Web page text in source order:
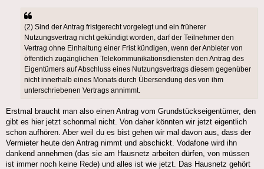
(2) Sind der Antrag fristgerecht vorgelegt und ein früherer
Nutzungsvertrag nicht gekündigt worden, darf der Teilnehmer den
Vertrag ohne Einhaltung einer Frist kündigen, wenn der Anbieter von
öffentlich zugänglichen Telekommunikationsdiensten den Antrag des
Eigentümers auf Abschluss eines Nutzungsvertrags diesem gegenüber
nicht innerhalb eines Monats durch Übersendung des von ihm
unterschriebenen Vertrags annimmt.
Erstmal braucht man also einen Antrag vom Grundstückseigentümer, den
gibt es hier jetzt schonmal nicht. Von daher könnten wir jetzt eigentlich
schon aufhören. Aber weil du es bist gehen wir mal davon aus, dass der
Vermieter heute den Antrag nimmt und abschickt. Vodafone wird ihn
dankend annehmen (das sie am Hausnetz arbeiten dürfen, von müssen
ist immer noch keine Rede) und alles ist wie jetzt. Das Hausnetz gehört